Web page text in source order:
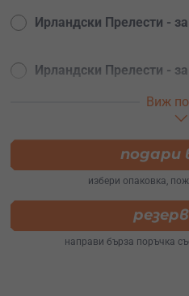
Ирландски Прелести -
Ирландски Прелести -
Шотландски Мистерии -
Шотландски Мистерии -
Шотландски Мистерии -
Виж
подари
избери опаковка,
направи бърза поръчка